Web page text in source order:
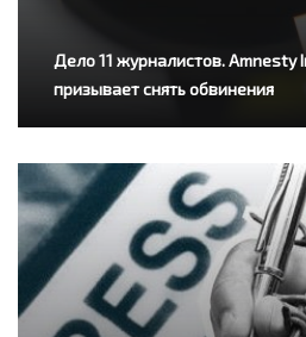
Дело 11 журналистов. Amnesty
призывает снять обвинения